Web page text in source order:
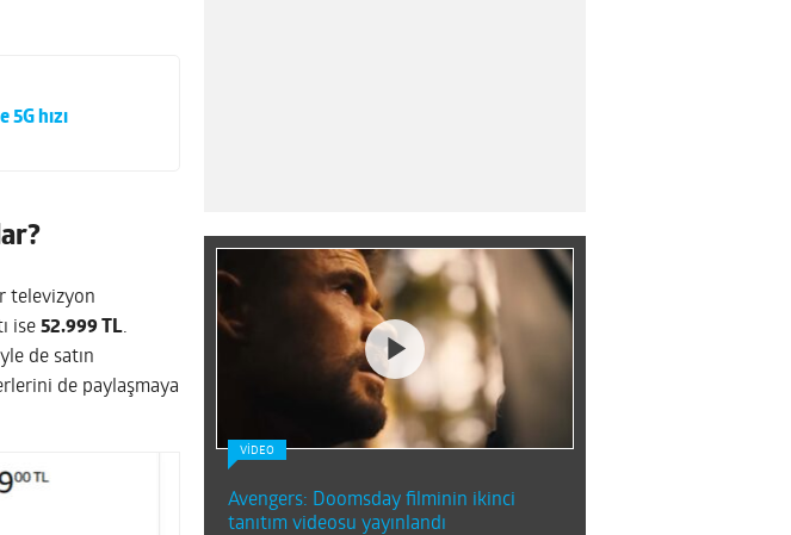
hızı
televizyon
ise 52.999 TL.
de satın
de paylaşmaya
VİDEO
Avengers: Doomsday filminin ikinci
tanıtım videosu yayınlandı